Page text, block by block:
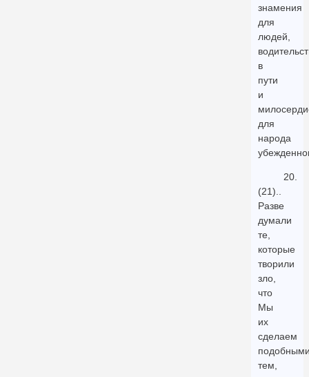
знамения
для
людей,
в
пути
и
для
народа
20.
(21)..
Разве
думали
те,
которые
творили
зло,
что
Мы
их
сделаем
тем,